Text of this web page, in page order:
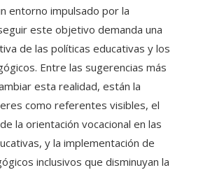
entorno impulsado por la
este objetivo demanda una
de las políticas educativas y los
Entre las sugerencias más
esta realidad, están la
como referentes visibles, el
la orientación vocacional en las
y la implementación de
inclusivos que disminuyan la